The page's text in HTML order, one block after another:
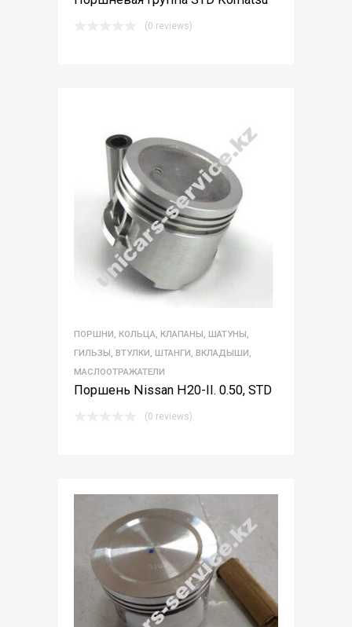
(0 reviews)
ПОРШНИ, КОЛЬЦА, КЛАПАНЫ, ШАТУНЫ,
ГИЛЬЗЫ, ВТУЛКИ, ШТАНГИ, ВКЛАДЫШИ,
МАСЛООТРАЖАТЕЛИ
Поршень Nissan H20-II. 0.50, STD
(0 reviews)